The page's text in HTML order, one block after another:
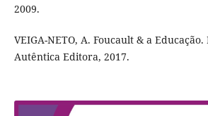
2009.
VEIGA-NETO, A. Foucault & a
Autêntica Editora, 2017.